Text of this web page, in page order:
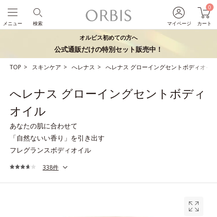
マイページ
0
カート
検索
メニュー
オルビス初めての方へ
公式通販だけの特別セット販売中！
TOP スキンケア へレナス へレナス グローイングセントボディオイル
へレナス グローイングセントボディ
オイル
あなたの肌に合わせて
「自然ないい香り」を引き出す
フレグランスボディオイル
338件